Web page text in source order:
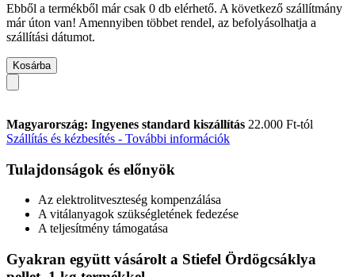
Ebből a termékből már csak 0 db elérhető. A következő szállítmány
már úton van! Amennyiben többet rendel, az befolyásolhatja a
szállítási dátumot.
Kosárba
Magyarország: Ingyenes standard kiszállítás 22.000 Ft-tól
Szállítás és kézbesítés - További információk
Tulajdonságok és előnyök
Az elektrolitveszteség kompenzálása
A vitálanyagok szükségletének fedezése
A teljesítmény támogatása
Gyakran együtt vásárolt a Stiefel Ördögcsáklya